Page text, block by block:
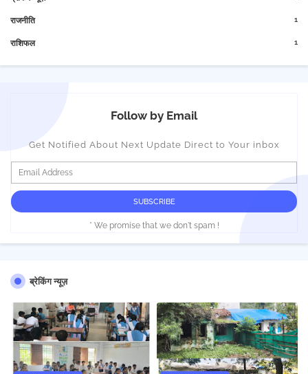
राजनीति 1
राशिफल 1
Follow by Email
Get Notified About Next Update Direct to Your inbox
* We promise that we don't spam !
ब्रेकिंग न्यूज़